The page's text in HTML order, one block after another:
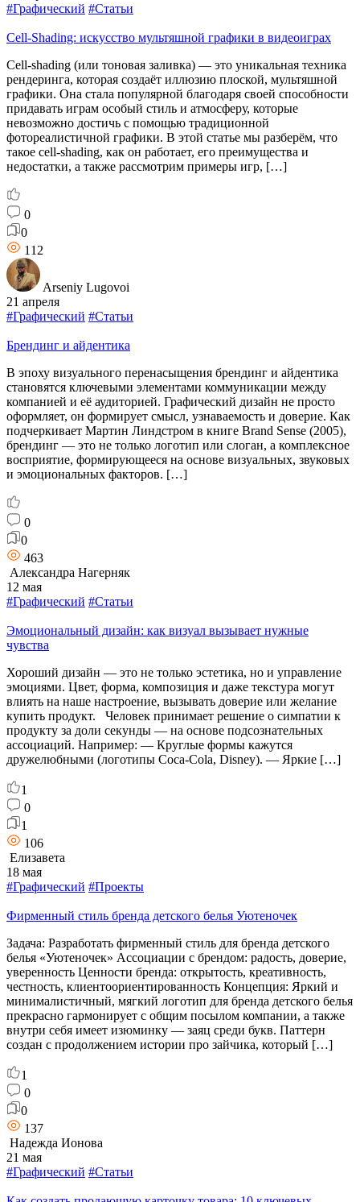
#Графический #Статьи
Cell-Shading: искусство мультяшной графики в видеоиграх
Cell-shading (или тоновая заливка) — это уникальная техника
рендеринга, которая создаёт иллюзию плоской, мультяшной
графики. Она стала популярной благодаря своей способности
придавать играм особый стиль и атмосферу, которые
невозможно достичь с помощью традиционной
фотореалистичной графики. В этой статье мы разберём, что
такое cell-shading, как он работает, его преимущества и
недостатки, а также рассмотрим примеры игр, […]
0
0
112
Arseniy Lugovoi
21 апреля
#Графический #Статьи
Брендинг и айдентика
В эпоху визуального перенасыщения брендинг и айдентика
становятся ключевыми элементами коммуникации между
компанией и её аудиторией. Графический дизайн не просто
оформляет, он формирует смысл, узнаваемость и доверие. Как
подчеркивает Мартин Линдстром в книге Brand Sense (2005),
брендинг — это не только логотип или слоган, а комплексное
восприятие, формирующееся на основе визуальных, звуковых
и эмоциональных факторов. […]
0
0
463
Александра Нагерняк
12 мая
#Графический #Статьи
Эмоциональный дизайн: как визуал вызывает нужные
чувства
Хороший дизайн — это не только эстетика, но и управление
эмоциями. Цвет, форма, композиция и даже текстура могут
влиять на наше настроение, вызывать доверие или желание
купить продукт. Человек принимает решение о симпатии к
продукту за доли секунды — на основе подсознательных
ассоциаций. Например: — Круглые формы кажутся
дружелюбными (логотипы Coca-Cola, Disney). — Яркие […]
1
0
1
106
Елизавета
18 мая
#Графический #Проекты
Фирменный стиль бренда детского белья Уютеночек
Задача: Разработать фирменный стиль для бренда детского
белья «Уютеночек» Ассоциации с брендом: радость, доверие,
уверенность Ценности бренда: открытость, креативность,
честность, клиентоориентированность Концепция: Яркий и
минималистичный, мягкий логотип для бренда детского белья
прекрасно гармонирует с общим посылом компании, а также
внутри себя имеет изюминку — заяц среди букв. Паттерн
создан с продолжением истории про зайчика, который […]
1
0
0
137
Надежда Ионова
21 мая
#Графический #Статьи